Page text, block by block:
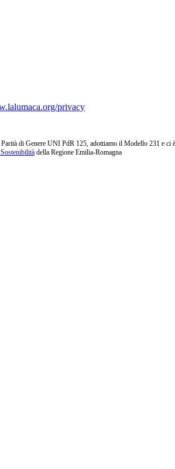
privacy
di Genere UNI PdR 125, adottiamo il Modello 231 e ci
della Regione Emilia-Romagna